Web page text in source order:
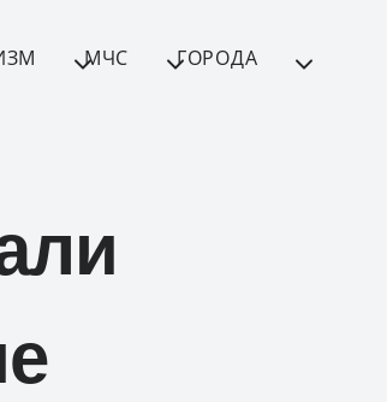
МЧС ГОРОДА